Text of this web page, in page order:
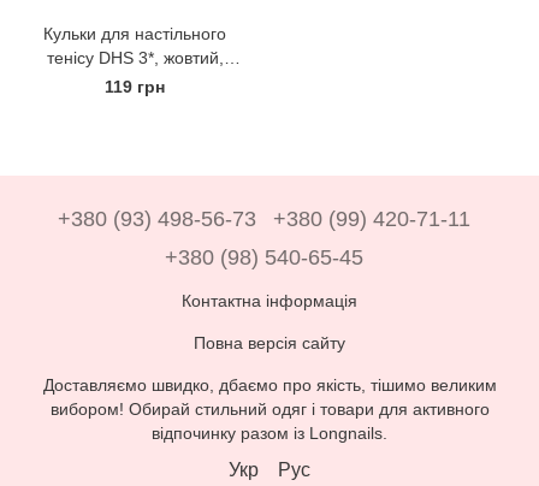
Кульки для настільного
тенісу DHS 3*, жовтий,
DY3(1840)
119 грн
+380 (93) 498-56-73
+380 (99) 420-71-11
+380 (98) 540-65-45
Контактна інформація
Повна версія сайту
Доставляємо швидко, дбаємо про якість, тішимо великим
вибором! Обирай стильний одяг і товари для активного
відпочинку разом із Longnails.
Укр Рус